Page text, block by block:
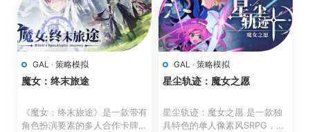
GAL · 策略模拟
魔女：终末旅途
《魔女：终末旅途》是一款带有
角色扮演要素的多人合作卡牌R
GAL · 策略模拟
星尘轨迹：魔女之愿
星尘轨迹：魔女之愿 是一款独
具特色的单人像素风SRPG，融